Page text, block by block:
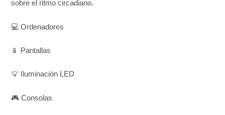
sobre el ritmo circadiano.
💻 Ordenadores
📱 Pantallas
💡 Iluminación LED
🎮 Consolas